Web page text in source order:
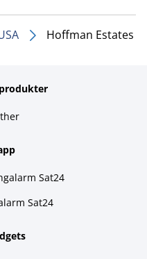
Hoffman Estates
Sat24
Sat24